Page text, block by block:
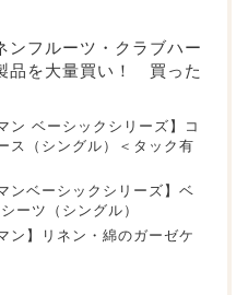
ンフルーツ・クラブハー
品を大量買い！ 買った
ン ベーシックシリーズ】コ
ス（シングル）＜タック有
ンベーシックシリーズ】ベ
ーツ（シングル）
ン】リネン・綿のガーゼケ